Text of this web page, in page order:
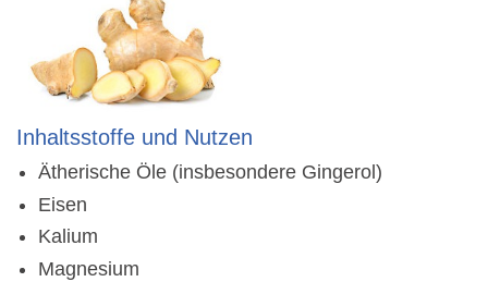
Inhaltsstoffe und Nutzen
Ätherische Öle (insbesondere Gingerol)
Eisen
Kalium
Magnesium